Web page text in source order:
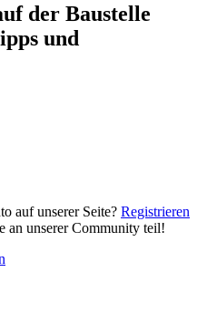
der Baustelle
und
auf unserer Seite? Registrieren
an unserer Community teil!